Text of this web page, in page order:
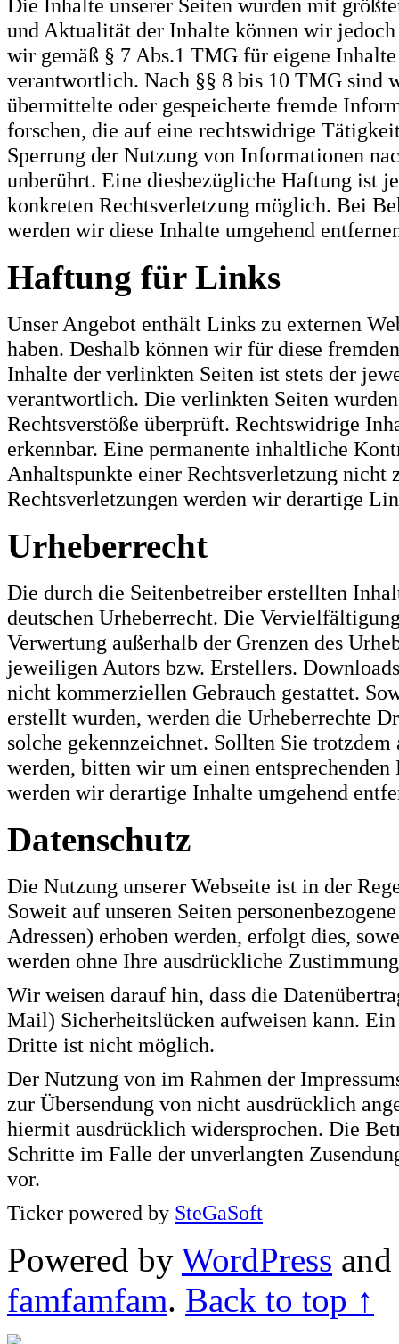
und Aktualität der Inhalte können wir
wir gemäß § 7 Abs.1 TMG für eigene
verantwortlich. Nach §§ 8 bis 10 TMG sind
übermittelte oder gespeicherte fremde
forschen, die auf eine rechtswidrige
Sperrung der Nutzung von Informationen
unberührt. Eine diesbezügliche Haftung ist
konkreten Rechtsverletzung möglich. Bei
werden wir diese Inhalte umgehend
Haftung für Links
Unser Angebot enthält Links zu externen
haben. Deshalb können wir für diese
Inhalte der verlinkten Seiten ist stets der
verantwortlich. Die verlinkten Seiten
Rechtsverstöße überprüft. Rechtswidrige
erkennbar. Eine permanente inhaltliche
Anhaltspunkte einer Rechtsverletzung nicht
Rechtsverletzungen werden wir derartige
Urheberrecht
Die durch die Seitenbetreiber erstellten
deutschen Urheberrecht. Die
Verwertung außerhalb der Grenzen des
jeweiligen Autors bzw. Erstellers.
nicht kommerziellen Gebrauch gestattet.
erstellt wurden, werden die Urheberrechte
solche gekennzeichnet. Sollten Sie
werden, bitten wir um einen
werden wir derartige Inhalte umgehend
Datenschutz
Die Nutzung unserer Webseite ist in der
Soweit auf unseren Seiten
Adressen) erhoben werden, erfolgt dies,
werden ohne Ihre ausdrückliche
Wir weisen darauf hin, dass die
Mail) Sicherheitslücken aufweisen kann.
Dritte ist nicht möglich.
Der Nutzung von im Rahmen der
zur Übersendung von nicht ausdrücklich
hiermit ausdrücklich widersprochen. Die
Schritte im Falle der unverlangten
vor.
Ticker powered by SteGaSoft
Powered by WordPress
famfamfam. Back to top ↑